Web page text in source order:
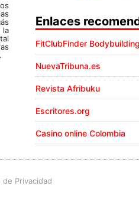
la
Enlaces
FitClubFinder Bodybuilding
NuevaTribuna.es
Revista Afribuku
Escritores.org
Casino online Colombia
de Privacidad